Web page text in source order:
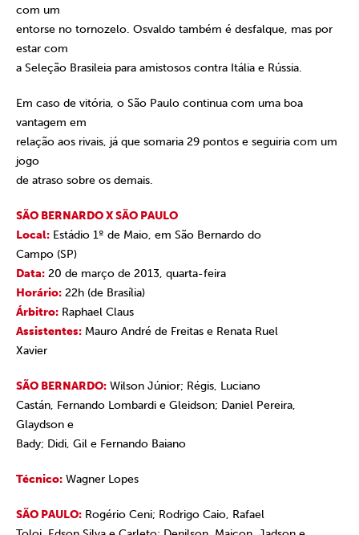
com um
entorse no tornozelo. Osvaldo também é desfalque, mas por
estar com
a Seleção Brasileia para amistosos contra Itália e Rússia.
Em caso de vitória, o São Paulo continua com uma boa
vantagem em
relação aos rivais, já que somaria 29 pontos e seguiria com um
jogo
de atraso sobre os demais.
SÃO BERNARDO X SÃO PAULO
Local: Estádio 1º de Maio, em São Bernardo do
Campo (SP)
Data: 20 de março de 2013, quarta-feira
Horário: 22h (de Brasília)
Árbitro: Raphael Claus
Assistentes: Mauro André de Freitas e Renata Ruel
Xavier
SÃO BERNARDO: Wilson Júnior; Régis, Luciano
Castán, Fernando Lombardi e Gleidson; Daniel Pereira,
Glaydson e
Bady; Didi, Gil e Fernando Baiano
Técnico: Wagner Lopes
SÃO PAULO: Rogério Ceni; Rodrigo Caio, Rafael